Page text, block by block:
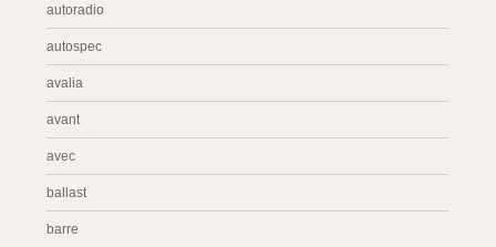
autoradio
autospec
avalia
avant
avec
ballast
barre